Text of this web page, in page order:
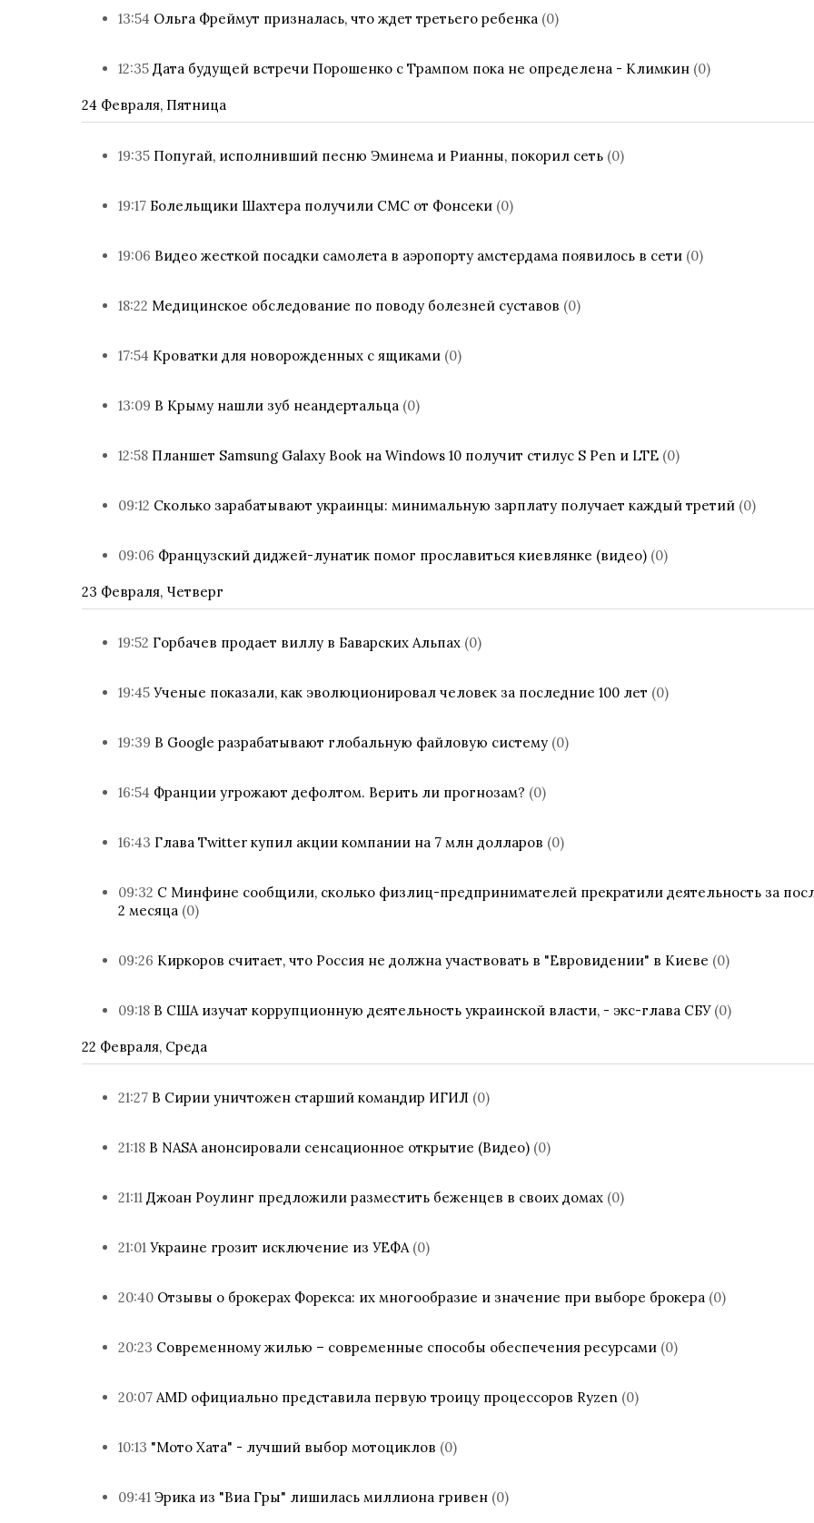
13:54 Ольга Фреймут призналась, что ждет третьего ребенка (0)
12:35 Дата будущей встречи Порошенко с Трампом пока не определена - Климкин (0)
24 Февраля, Пятница
19:35 Попугай, исполнивший песню Эминема и Рианны, покорил сеть (0)
19:17 Болельщики Шахтера получили СМС от Фонсеки (0)
19:06 Видео жесткой посадки самолета в аэропорту амстердама появилось в сети (0)
18:22 Медицинское обследование по поводу болезней суставов (0)
17:54 Кроватки для новорожденных с ящиками (0)
13:09 В Крыму нашли зуб неандертальца (0)
12:58 Планшет Samsung Galaxy Book на Windows 10 получит стилус S Pen и LTE (0)
09:12 Сколько зарабатывают украинцы: минимальную зарплату получает каждый третий (0)
09:06 Французский диджей-лунатик помог прославиться киевлянке (видео) (0)
23 Февраля, Четверг
19:52 Горбачев продает виллу в Баварских Альпах (0)
19:45 Ученые показали, как эволюционировал человек за последние 100 лет (0)
19:39 В Google разрабатывают глобальную файловую систему (0)
16:54 Франции угрожают дефолтом. Верить ли прогнозам? (0)
16:43 Глава Twitter купил акции компании на 7 млн долларов (0)
09:32 С Минфине сообщили, сколько физлиц-предпринимателей прекратили деятельность за
2 месяца (0)
09:26 Киркоров считает, что Россия не должна участвовать в "Евровидении" в Киеве (0)
09:18 В США изучат коррупционную деятельность украинской власти, - экс-глава СБУ (0)
22 Февраля, Среда
21:27 В Сирии уничтожен старший командир ИГИЛ (0)
21:18 В NASA анонсировали сенсационное открытие (Видео) (0)
21:11 Джоан Роулинг предложили разместить беженцев в своих домах (0)
21:01 Украине грозит исключение из УЕФА (0)
20:40 Отзывы о брокерах Форекса: их многообразие и значение при выборе брокера (0)
20:23 Современному жилью – современные способы обеспечения ресурсами (0)
20:07 AMD официально представила первую троицу процессоров Ryzen (0)
10:13 "Мото Хата" - лучший выбор мотоциклов (0)
09:41 Эрика из "Виа Гры" лишилась миллиона гривен (0)